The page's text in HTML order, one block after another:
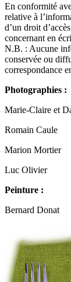
En conformité
relative à
d’un droit
concernant en
N.B. : Aucune
conservée ou
correspondance
Photographies :
Marie-Claire et
Romain Caule
Marion Mortier
Luc Olivier
Peinture :
Bernard Donat